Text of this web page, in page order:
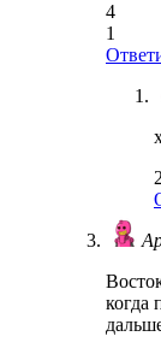
4
1
когда